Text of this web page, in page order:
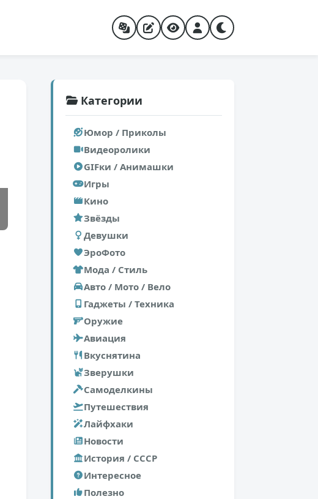
Категории
Юмор / Приколы
Видеоролики
GIFки / Анимашки
Игры
Кино
Звёзды
Девушки
ЭроФото
Мода / Стиль
Авто / Мото / Вело
Гаджеты / Техника
Оружие
Авиация
Вкуснятина
Зверушки
Самоделкины
Путешествия
Лайфхаки
Новости
История / СССР
Интересное
Полезно